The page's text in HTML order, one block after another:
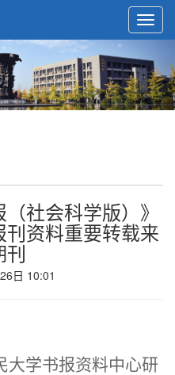
社会科学版）》
资料重要转载来
刊
日 10:01
大学书报资料中心研